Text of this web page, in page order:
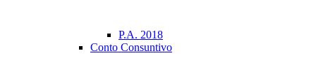
P.A. 2018
Conto Consuntivo